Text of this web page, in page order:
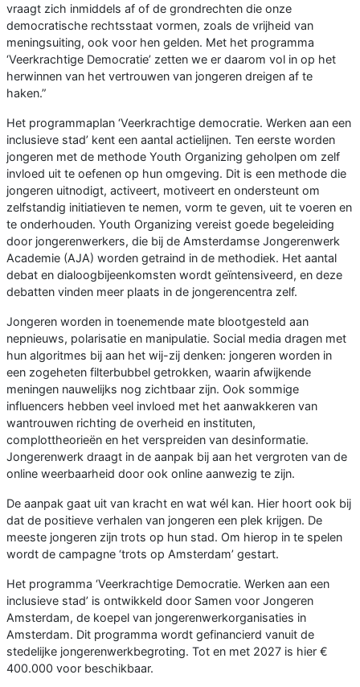
vraagt zich inmiddels af of de grondrechten die onze
democratische rechtsstaat vormen, zoals de vrijheid van
meningsuiting, ook voor hen gelden. Met het programma
‘Veerkrachtige Democratie’ zetten we er daarom vol in op het
herwinnen van het vertrouwen van jongeren dreigen af te
haken.”
Het programmaplan ‘Veerkrachtige democratie. Werken aan een
inclusieve stad’ kent een aantal actielijnen. Ten eerste worden
jongeren met de methode Youth Organizing geholpen om zelf
invloed uit te oefenen op hun omgeving. Dit is een methode die
jongeren uitnodigt, activeert, motiveert en ondersteunt om
zelfstandig initiatieven te nemen, vorm te geven, uit te voeren en
te onderhouden. Youth Organizing vereist goede begeleiding
door jongerenwerkers, die bij de Amsterdamse Jongerenwerk
Academie (AJA) worden getraind in de methodiek. Het aantal
debat en dialoogbijeenkomsten wordt geïntensiveerd, en deze
debatten vinden meer plaats in de jongerencentra zelf.
Jongeren worden in toenemende mate blootgesteld aan
nepnieuws, polarisatie en manipulatie. Social media dragen met
hun algoritmes bij aan het wij-zij denken: jongeren worden in
een zogeheten filterbubbel getrokken, waarin afwijkende
meningen nauwelijks nog zichtbaar zijn. Ook sommige
influencers hebben veel invloed met het aanwakkeren van
wantrouwen richting de overheid en instituten,
complottheorieën en het verspreiden van desinformatie.
Jongerenwerk draagt in de aanpak bij aan het vergroten van de
online weerbaarheid door ook online aanwezig te zijn.
De aanpak gaat uit van kracht en wat wél kan. Hier hoort ook bij
dat de positieve verhalen van jongeren een plek krijgen. De
meeste jongeren zijn trots op hun stad. Om hierop in te spelen
wordt de campagne ‘trots op Amsterdam’ gestart.
Het programma ‘Veerkrachtige Democratie. Werken aan een
inclusieve stad’ is ontwikkeld door Samen voor Jongeren
Amsterdam, de koepel van jongerenwerkorganisaties in
Amsterdam. Dit programma wordt gefinancierd vanuit de
stedelijke jongerenwerkbegroting. Tot en met 2027 is hier €
400.000 voor beschikbaar.